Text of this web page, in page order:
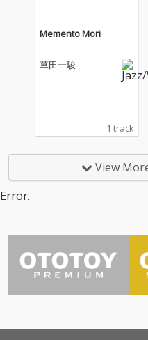
築いてきた彼の最新作
が、リボーンウッドよ
は、ベーシスト 宮地
遼、ドラマー 井口なつ
るピアノ、厚みのある
が織りなす、自由であ
味。 音楽が持つ喜びや
熱量が、リスナーの感
情を揺さぶるエネルギ
バルへの出演や、ジャ
Memento Mori
草田一駿
1 track
View
Error.